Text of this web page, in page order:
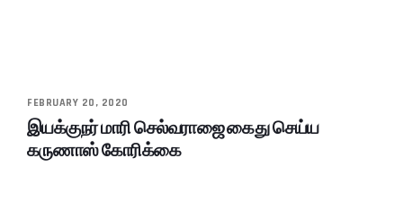
FEBRUARY 20, 2020
இயக்குநர் மாரி செல்வராஜை கைது செய்ய
கருணாஸ் கோரிக்கை